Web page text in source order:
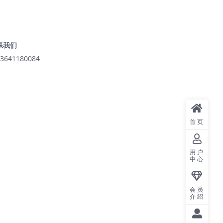
我们
首页
用户
中心
会员
介绍